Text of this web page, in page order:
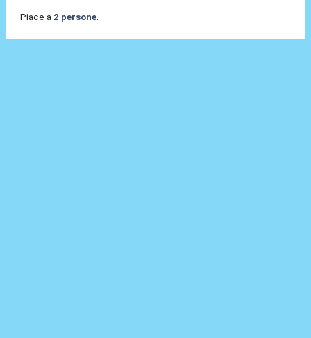
Piace a 2 persone.